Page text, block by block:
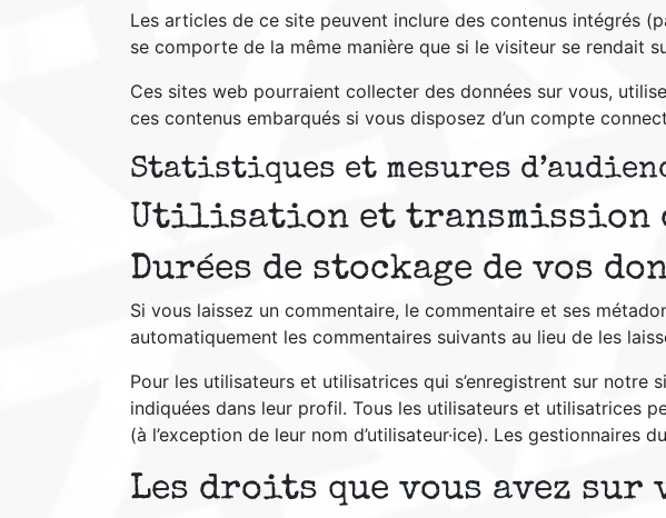
Les articles de ce site peuvent inclure des contenus intégrés
se comporte de la même manière que si le visiteur se rendait
Ces sites web pourraient collecter des données sur vous,
ces contenus embarqués si vous disposez d’un compte
Statistiques et mesures
Utilisation et transmission
Durées de stockage de vos
Si vous laissez un commentaire, le commentaire et ses
automatiquement les commentaires suivants au lieu de les
Pour les utilisateurs et utilisatrices qui s’enregistrent sur
indiquées dans leur profil. Tous les utilisateurs et utilisatrices
(à l’exception de leur nom d’utilisateur·ice). Les
Les droits que vous avez sur